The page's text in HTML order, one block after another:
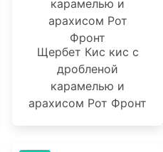
Щербет Кис кис с
дробленой
карамелью и
арахисом Рот Фронт